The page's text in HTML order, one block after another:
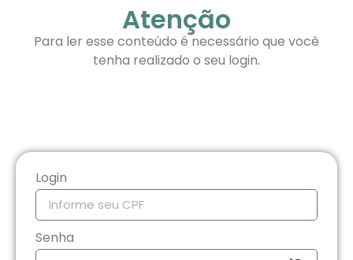
Atenção
Para ler esse conteúdo é necessário que você
tenha realizado o seu login.
Login
Senha